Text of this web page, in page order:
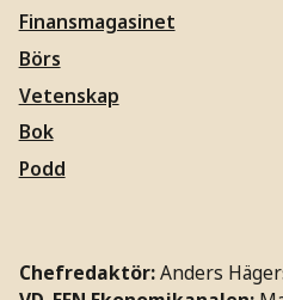
Finansmagasinet
Börs
Vetenskap
Bok
Podd
Chefredaktör:Anders